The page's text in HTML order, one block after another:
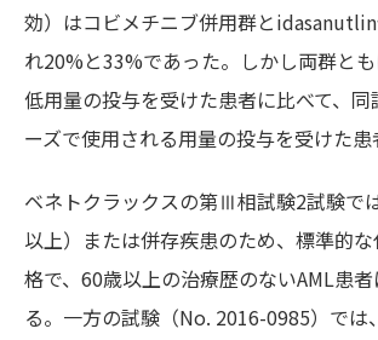
効）はコビメチニブ併用群と
れ20%と33%であった。しかし両群とも
低用量の投与を受けた患者に比べて、同
ーズで使用される用量の投与を受けた患
ベネトクラックスの第Ⅲ相試験2試験で
以上）または併存疾患のため、標準的
格で、60歳以上の治療歴のないAML患
る。一方の試験（No. 2016-0985）では